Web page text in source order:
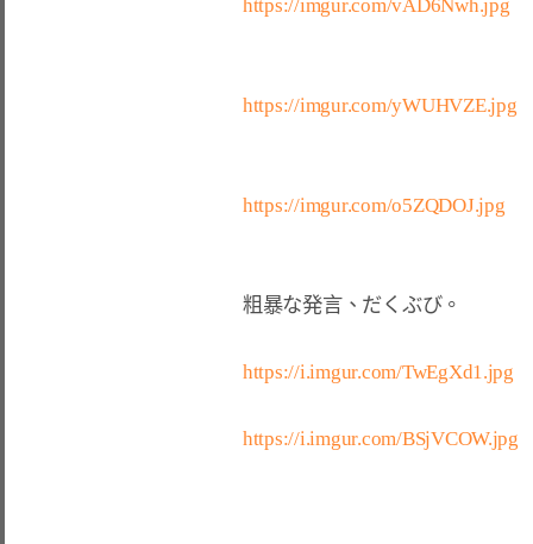
https://imgur.com/vAD6Nwh.jpg
https://imgur.com/yWUHVZE.jpg
https://imgur.com/o5ZQDOJ.jpg
粗暴な発言、だくぶび。
https://i.imgur.com/TwEgXd1.jpg
https://i.imgur.com/BSjVCOW.jpg